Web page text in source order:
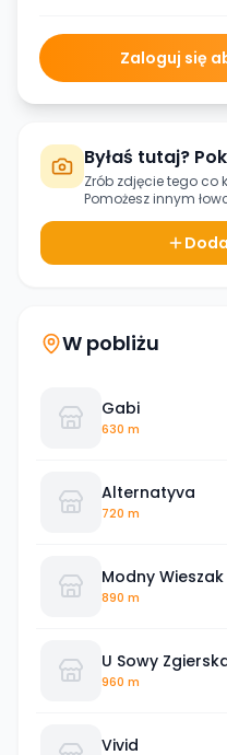
Zaloguj się
Byłaś tutaj?
Zrób zdjęcie tego co
Pomożesz innym
W pobliżu
Gabi
630 m
Alternatyva
720 m
Modny Wieszak
890 m
U Sowy
960 m
Vivid